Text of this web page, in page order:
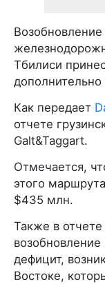
Тбилиси
Как передает
отчете
Galt&Taggart.
Отмечается,
этого
$435 млн.
Также в
дефицит,
Востоке,